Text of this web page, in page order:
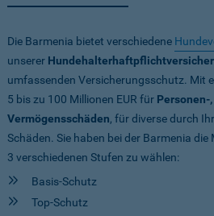
Die Barmenia bietet verschiedene
unserer
umfassenden Versicherungsschutz. Mit
5 bis zu 100 Millionen EUR für Personen-
Vermögensschäden, für diverse durch
Schäden. Sie haben bei der Barmenia die
3 verschiedenen Stufen zu wählen:
Basis-Schutz
Top-Schutz